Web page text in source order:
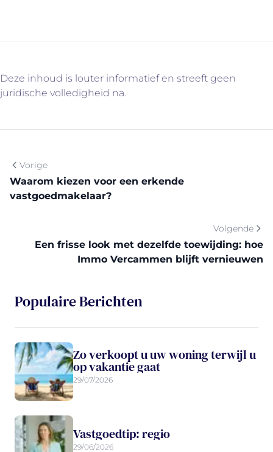
Deze inhoud is louter informatief en streeft geen
juridische volledigheid na.
Vorige
Waarom kiezen voor een erkende
vastgoedmakelaar?
Volgende
Een frisse look met dezelfde toewijding: hoe
Immo Vercammen blijft vernieuwen
Populaire Berichten
Zo verkoopt u uw woning terwijl u
op vakantie gaat
29/07/2026
Vastgoedtip: regio
29/06/2026